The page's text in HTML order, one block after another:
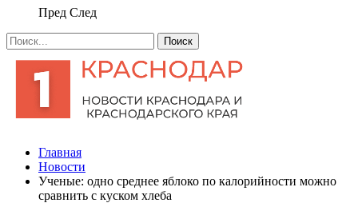
Пред След
Главная
Новости
Ученые: одно среднее яблоко по калорийности можно
сравнить с куском хлеба